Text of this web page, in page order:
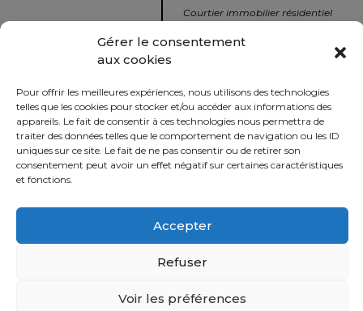
Gérer le consentement
aux cookies
Pour offrir les meilleures expériences, nous utilisons des technologies
telles que les cookies pour stocker et/ou accéder aux informations des
appareils. Le fait de consentir à ces technologies nous permettra de
traiter des données telles que le comportement de navigation ou les ID
uniques sur ce site. Le fait de ne pas consentir ou de retirer son
consentement peut avoir un effet négatif sur certaines caractéristiques
et fonctions.
Accepter
Refuser
Voir les préférences
immobilier
vers
la
tranquillité
d’esprit
défi
Courtier immobilier résidentiel
450 229-2992
50 rue morin,
Sainte-Adèle, Québec
J8B 2P7
Partager
Politique